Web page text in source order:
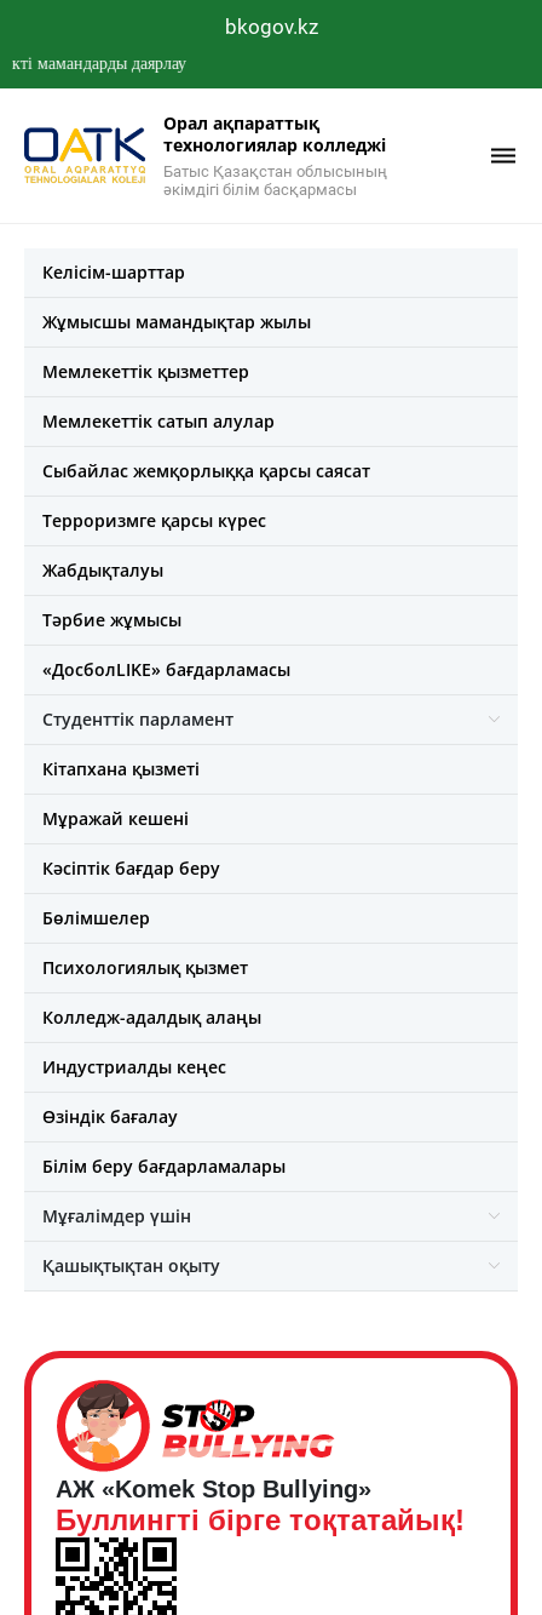
bkogov.kz
даярлау
Орал ақпараттық
технологиялар колледжі
Батыс Қазақстан облысының
әкімдігі білім басқармасы
Келісім-шарттар
Жұмысшы мамандықтар жылы
Мемлекеттік қызметтер
Мемлекеттік сатып алулар
Сыбайлас жемқорлыққа қарсы саясат
Терроризмге қарсы күрес
Жабдықталуы
Тәрбие жұмысы
«ДосболLIKE» бағдарламасы
Студенттік парламент
Кітапхана қызметі
Мұражай кешені
Кәсіптік бағдар беру
Бөлімшелер
Психологиялық қызмет
Колледж-адалдық алаңы
Индустриалды кеңес
Өзіндік бағалау
Білім беру бағдарламалары
Мұғалімдер үшін
Қашықтықтан оқыту
АЖ «Komek Stop Bullying»
Буллингті бірге тоқтатайық!